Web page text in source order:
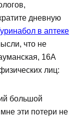
дневную
в аптеке
что не
16А
лиц:
большой
эти потери не